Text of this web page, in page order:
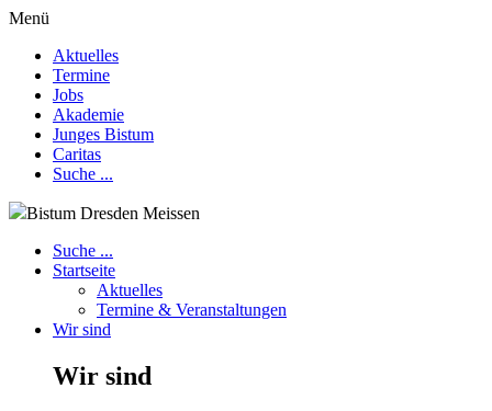
Menü
Aktuelles
Termine
Jobs
Akademie
Junges Bistum
Caritas
Suche ...
Bistum Dresden Meissen
Suche ...
Startseite
Aktuelles
Termine & Veranstaltungen
Wir sind
Wir sind